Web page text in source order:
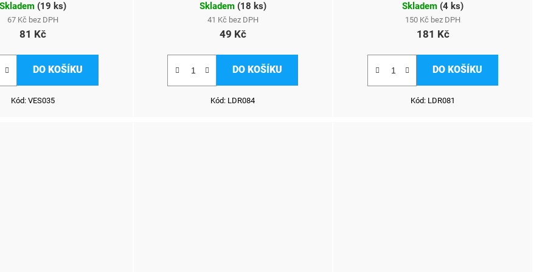
Skladem (19 ks)
67 Kč bez DPH
81 Kč
DO KOŠÍKU
Kód:VES035
Skladem (18 ks)
41 Kč bez DPH
49 Kč
DO KOŠÍKU
Kód: LDR084
Skladem (4 ks)
150 Kč bez DPH
181 Kč
DO KOŠÍKU
Kód: LDR081